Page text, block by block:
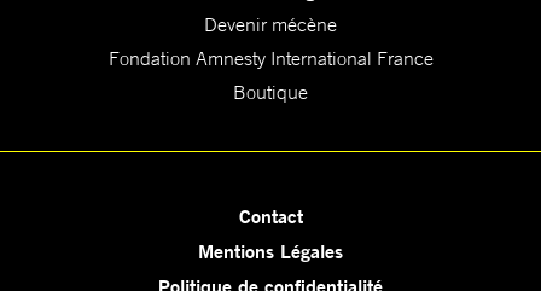
Devenir mécène
Fondation Amnesty International France
Boutique
Contact
Mentions Légales